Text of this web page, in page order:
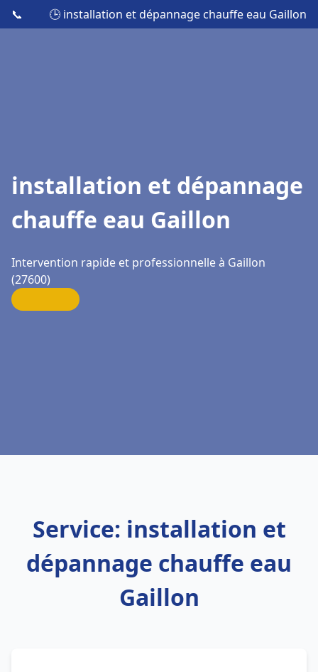
📞 🕒 installation et dépannage chauffe eau Gaillon
installation et dépannage
chauffe eau Gaillon
Intervention rapide et professionnelle à Gaillon
(27600)
Service: installation et
dépannage chauffe eau
Gaillon